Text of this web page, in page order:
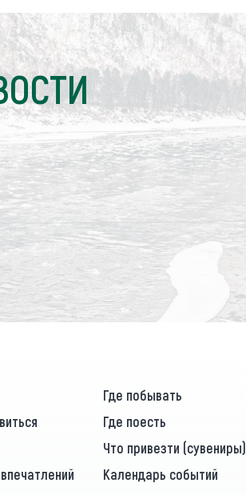
Где побывать
Где поесть
Что привезти (сувениры)
Календарь событий